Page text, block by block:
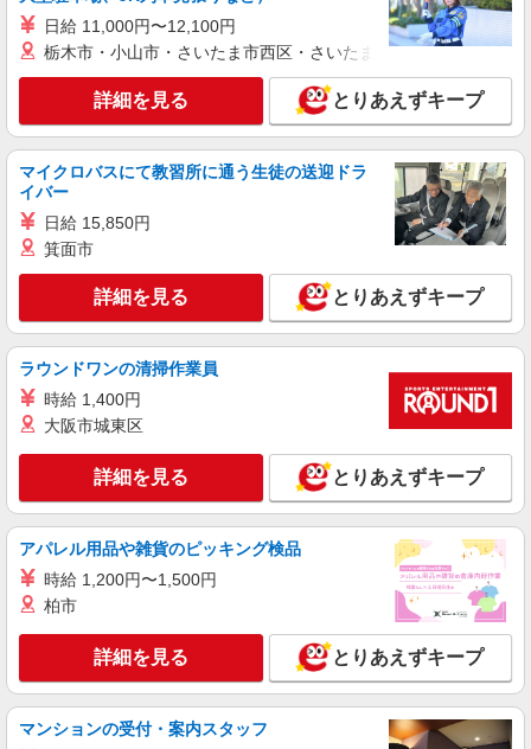
★勤務地は3000ヶ所以上★ 自宅から通いやすいエ
リアなど、お好きな勤務地をお選び下さい！！
キープ 詳細を見る
株式会社kotrio /●NG-H-1992472
刈谷駅≫高収入！シニア向け高級マンション職
員募集＊.・：゜
時給1500円〜2125円 ＜日払い有/週払い有/交
キープ 詳細を見る
アルバイト パート 派遣社員 紹介予定派遣
日研トータルソーシング株式会社 メディカルケア事業部/知立オフィ
ス
時給1,350円〜1,600円 ★週払いOK（規定あ
り） ※給与幅は経験・能力による
愛知県刈谷市 【最寄駅】野田新町駅 ★勤務地
は3000ヶ所以上★ 自宅から通いやすいエリアな
ど、お好きな勤務地をお選び下さい！！
詳細を見る
パート 派遣社員
日研トータルソーシング株式会社 メディカルケア事業部/知立オフィ
ス
介護スタッフ／資格あり or 経験者
日給 11,000円〜12,100円
栃木市・小山市・さいたま市西区・さいたま市岩槻区・久喜市・
詳細を見る とりあえずキープ
マイクロバスにて教習所に通う生徒の送迎ドラ
イバー
日給 15,850円
箕面市
詳細を見る とりあえずキープ
ラウンドワンの清掃作業員
時給 1,400円
大阪市城東区
詳細を見る とりあえずキープ
アパレル用品や雑貨のピッキング検品
時給 1,200円〜1,500円
柏市
詳細を見る とりあえずキープ
マンションの受付・案内スタッフ